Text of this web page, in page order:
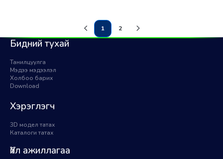
1(current)
2
Бидний тухай
Танилцуулга
Мэдээ мэдээлэл
Холбоо барих
Download
Хэрэглэгч
3D модел татах
Каталоги татах
Үйл ажиллагаа